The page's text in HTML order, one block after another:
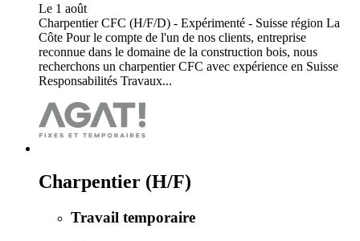
Le 1 août
Charpentier CFC (H/F/D) - Expérimenté - Suisse région La
Côte Pour le compte de l'un de nos clients, entreprise
reconnue dans le domaine de la construction bois, nous
recherchons un charpentier CFC avec expérience en Suisse
Responsabilités Travaux...
Charpentier (H/F)
Travail temporaire